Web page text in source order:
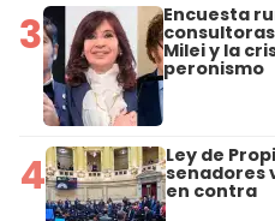
3 Encuesta
Milei y la
peronismo
4 Ley de
senadores
en contra